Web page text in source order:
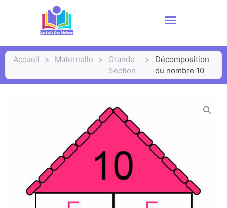
Accueil > Maternelle >
Grande
Section
>
Décomposition
du nombre 10